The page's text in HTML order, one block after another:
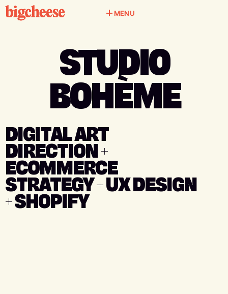
MENU
MENU
STUDIO
BOHÈME
DIGITAL ART
DIRECTION +
ECOMMERCE
STRATEGY + UX DESIGN
+ SHOPIFY